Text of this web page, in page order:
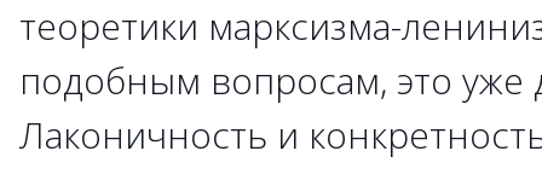
теоретики марксизма-
подобным вопросам, это уже
Лаконичность и